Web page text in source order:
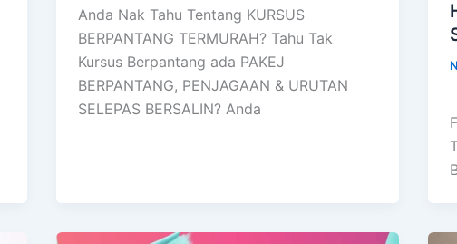
Anda Nak Tahu Tentang KURSUS
BERPANTANG TERMURAH? Tahu Tak
Kursus Berpantang ada PAKEJ
BERPANTANG, PENJAGAAN & URUTAN
SELEPAS BERSALIN? Anda